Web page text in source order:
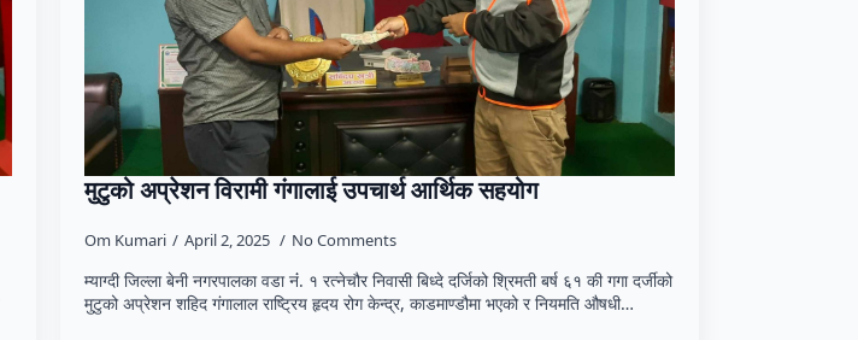
मुटुको अप्रेशन विरामी गंगालाई उपचार्थ आर्थिक सहयोग
Om Kumari April 2, 2025 No Comments
म्याग्दी जिल्ला बेनी नगरपालका वडा नंं. १ रत्नेचौर निवासी बिध्दे दर्जिको श्रिमती बर्ष ६१ की गगा दर्जीको
मुटुको अप्रेशन शहिद गंगालाल राष्ट्रिय हृदय रोग केन्द्र, काडमाण्डौमा भएको र नियमति औषधी…